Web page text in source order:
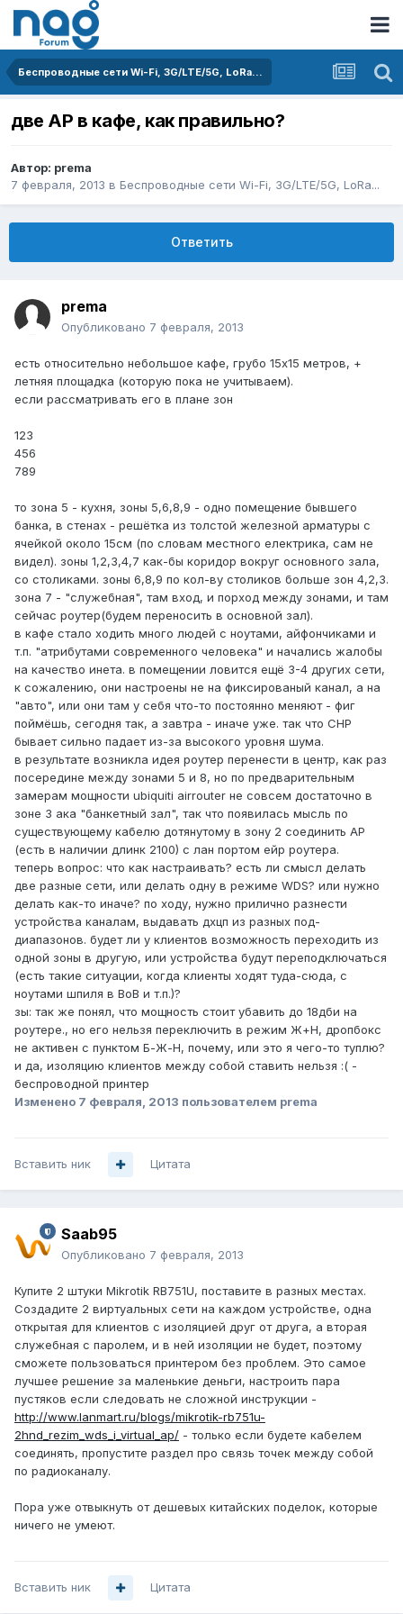
Беспроводные сети Wi-Fi, 3G/LTE/5G, LoRa...
две АР в кафе, как правильно?
Автор: prema
7 февраля, 2013 в Беспроводные сети Wi-Fi, 3G/LTE/5G, LoRa...
Ответить
prema
Опубликовано 7 февраля, 2013
есть относительно небольшое кафе, грубо 15х15 метров, +
летняя площадка (которую пока не учитываем).
если рассматривать его в плане зон
123
456
789
то зона 5 - кухня, зоны 5,6,8,9 - одно помещение бывшего
банка, в стенах - решётка из толстой железной арматуры с
ячейкой около 15см (по словам местного електрика, сам не
видел). зоны 1,2,3,4,7 как-бы коридор вокруг основного зала,
со столиками. зоны 6,8,9 по кол-ву столиков больше зон 4,2,3.
зона 7 - "служебная", там вход, и порход между зонами, и там
сейчас роутер(будем переносить в основной зал).
в кафе стало ходить много людей с ноутами, айфончиками и
т.п. "атрибутами современного человека" и начались жалобы
на качество инета. в помещении ловится ещё 3-4 других сети,
к сожалению, они настроены не на фиксированый канал, а на
"авто", или они там у себя что-то постоянно меняют - фиг
поймёшь, сегодня так, а завтра - иначе уже. так что СНР
бывает сильно падает из-за высокого уровня шума.
в результате возникла идея роутер перенести в центр, как раз
посередине между зонами 5 и 8, но по предварительным
замерам мощности ubiquiti airrouter не совсем достаточно в
зоне 3 ака "банкетный зал", так что появилась мысль по
существующему кабелю дотянутому в зону 2 соединить АР
(есть в наличии длинк 2100) с лан портом ейр роутера.
теперь вопрос: что как настраивать? есть ли смысл делать
две разные сети, или делать одну в режиме WDS? или нужно
делать как-то иначе? по ходу, нужно прилично разнести
устройства каналам, выдавать дхцп из разных под-
диапазонов. будет ли у клиентов возможность переходить из
одной зоны в другую, или устройства будут переподключаться
(есть такие ситуации, когда клиенты ходят туда-сюда, с
ноутами шпиля в ВоВ и т.п.)?
зы: так же понял, что мощность стоит убавить до 18дби на
роутере., но его нельзя переключить в режим Ж+Н, дропбокс
не активен с пунктом Б-Ж-Н, почему, или это я чего-то туплю?
и да, изоляцию клиентов между собой ставить нельзя :( -
беспроводной принтер
Изменено 7 февраля, 2013 пользователем prema
Вставить ник Цитата
Saab95
Опубликовано 7 февраля, 2013
Купите 2 штуки Mikrotik RB751U, поставите в разных местах.
Создадите 2 виртуальных сети на каждом устройстве, одна
открытая для клиентов с изоляцией друг от друга, а вторая
служебная с паролем, и в ней изоляции не будет, поэтому
сможете пользоваться принтером без проблем. Это самое
лучшее решение за маленькие деньги, настроить пара
пустяков если следовать не сложной инструкции -
http://www.lanmart.ru/blogs/mikrotik-rb751u-
2hnd_rezim_wds_i_virtual_ap/ - только если будете кабелем
соединять, пропустите раздел про связь точек между собой
по радиоканалу.
Пора уже отвыкнуть от дешевых китайских поделок, которые
ничего не умеют.
Вставить ник Цитата